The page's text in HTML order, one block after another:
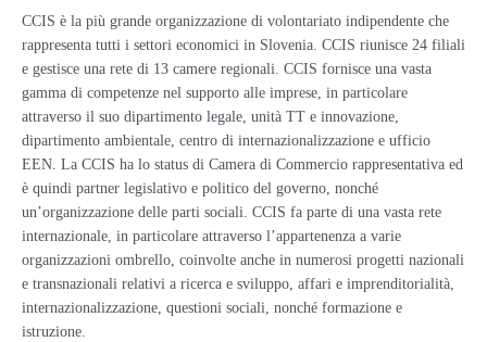
CCIS è la più grande organizzazione di volontariato indipendente che
rappresenta tutti i settori economici in Slovenia. CCIS riunisce 24 filiali
e gestisce una rete di 13 camere regionali. CCIS fornisce una vasta
gamma di competenze nel supporto alle imprese, in particolare
attraverso il suo dipartimento legale, unità TT e innovazione,
dipartimento ambientale, centro di internazionalizzazione e ufficio
EEN. La CCIS ha lo status di Camera di Commercio rappresentativa ed
è quindi partner legislativo e politico del governo, nonché
un’organizzazione delle parti sociali. CCIS fa parte di una vasta rete
internazionale, in particolare attraverso l’appartenenza a varie
organizzazioni ombrello, coinvolte anche in numerosi progetti nazionali
e transnazionali relativi a ricerca e sviluppo, affari e imprenditorialità,
internazionalizzazione, questioni sociali, nonché formazione e
istruzione.